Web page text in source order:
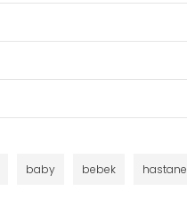
baby bebek hastane